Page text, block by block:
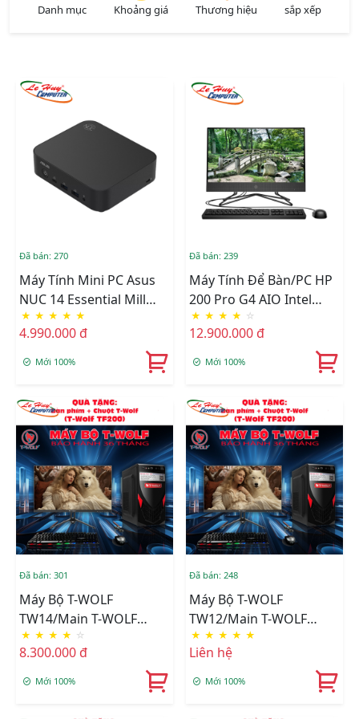
Danh mục
Khoảng giá
Thương hiệu
sắp xếp
Đã bán: 270
Máy Tính Mini PC Asus
NUC 14 Essential Mill
Canyon N150
RNUC14MNK1500000
(Intel Twin Lake N150,
★ ★ ★ ★ ★
4.990.000 đ
Mới 100%
Đã bán: 239
Máy Tính Để Bàn/PC HP
200 Pro G4 AIO Intel
Core I3-1215U 6M7Q5PA
★ ★ ★ ★ ☆
12.900.000 đ
Mới 100%
Đã bán: 301
Máy Bộ T-WOLF
TW14/Main T-WOLF
H610/CPU Intel Core I3-
12100/Ram DDR4
8GB/3200/SSD T-Wolf
TW-P350/LCD T-Wolf TW-
★ ★ ★ ★ ☆
8.300.000 đ
Mới 100%
Đã bán: 248
Máy Bộ T-WOLF
TW12/Main T-WOLF
H510/CPU Intel Core I3-
10105/Ram DDR4
8GB/3200/SSD T-Wolf
TW-P350/LCD T-Wolf TW-
★ ★ ★ ★ ★
Liên hệ
Mới 100%